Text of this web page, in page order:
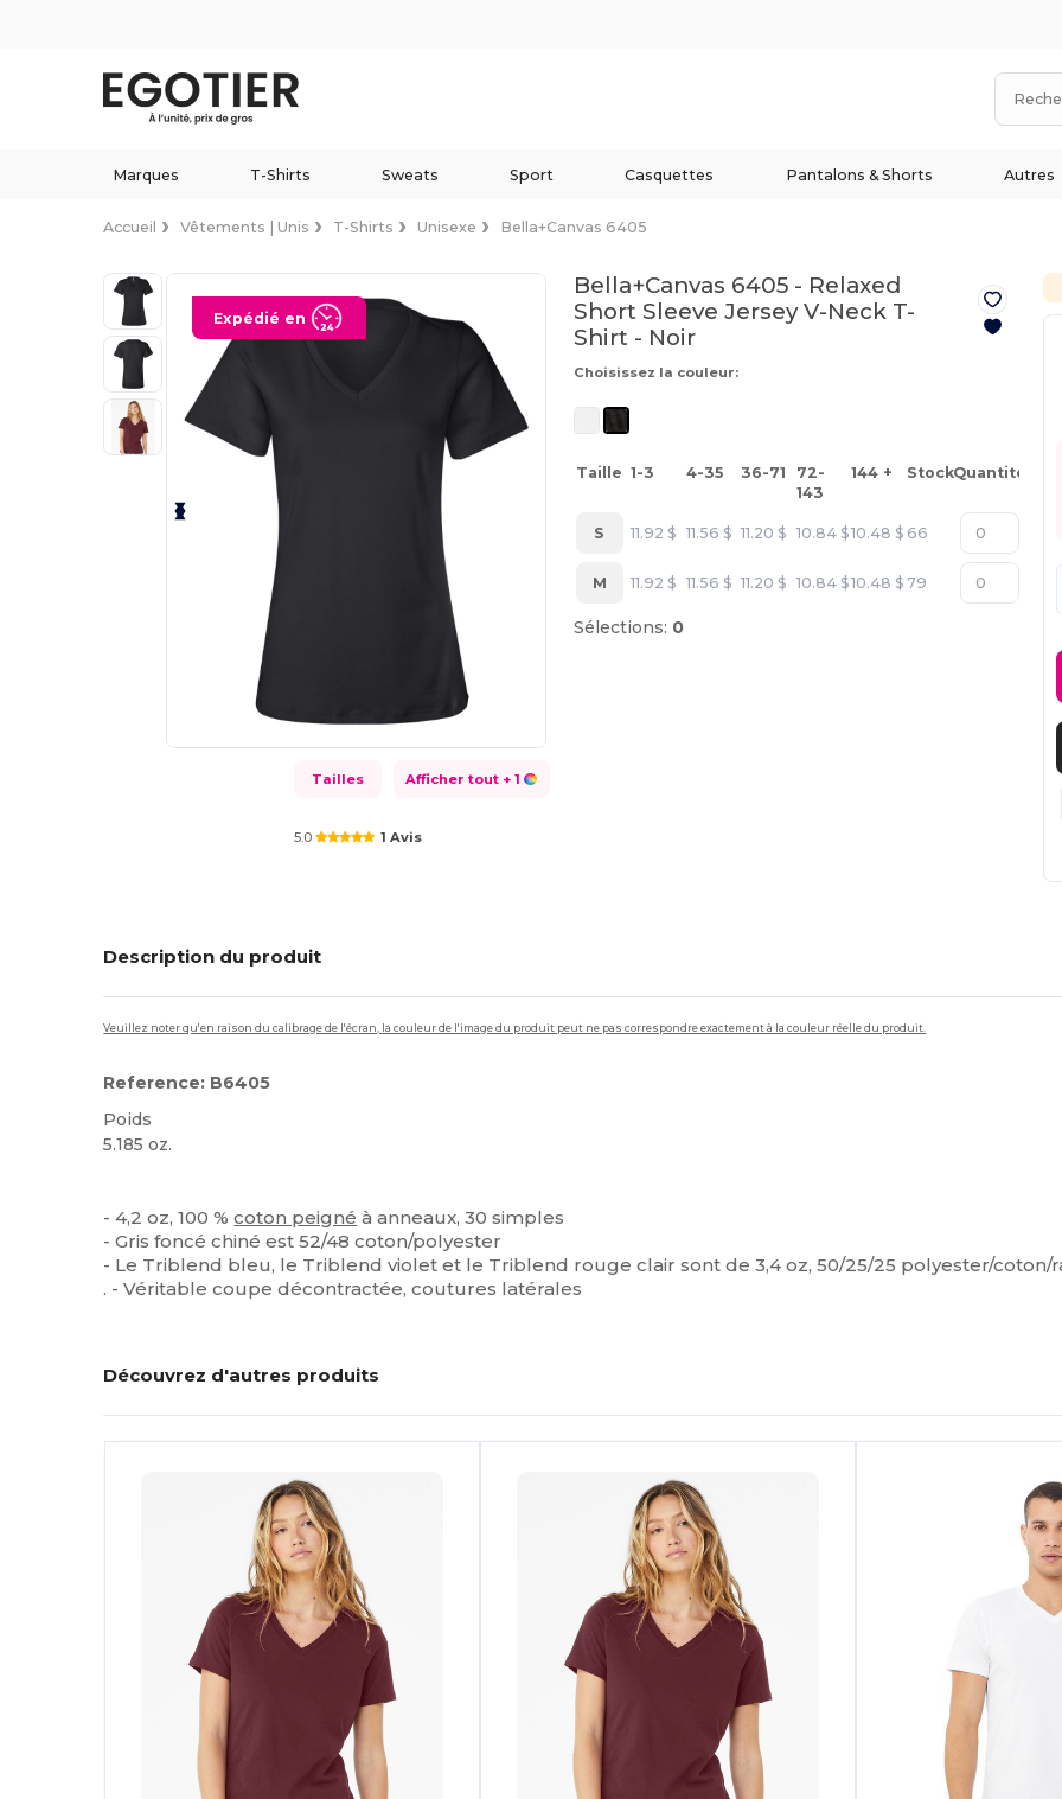
Marques T-Shirts Sweats Sport Casquettes Pantalons & Shorts Autres
Accueil Vêtements | Unis T-Shirts Unisexe Bella+Canvas 6405
Expédié en
Tailles Afficher tout + 1
5.0 1 Avis
Bella+Canvas 6405 - Relaxed
Short Sleeve Jersey V-Neck T-
Shirt - Noir
Choisissez la couleur:
Taille 1-3 4-35 36-71
72-
143
144 + StockQuantité
S 11.92 $ 11.56 $ 11.20 $ 10.84 $10.48 $ 66
M 11.92 $ 11.56 $ 11.20 $ 10.84 $10.48 $ 79
Sélections: 0
Description du produit
Veuillez noter qu'en raison du calibrage de l'écran, la couleur de l'image du produit peut ne pas correspondre exactement à la couleur réelle du produit.
Reference: B6405
Poids
5.185 oz.
- 4,2 oz, 100 %coton peigné à anneaux, 30 simples
- Gris foncé chiné est 52/48 coton/polyester
- Le Triblend bleu, le Triblend violet et le Triblend rouge clair sont de 3,4 oz, 50/25/25 polyester/coton/
. - Véritable coupe décontractée, coutures latérales
Découvrez d'autres produits